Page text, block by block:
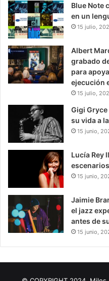
Blue Note
en un
15 julio,
Albert
grabado
para
ejecución
15 julio,
Gigi Gryce
su vida a
15 junio,
Lucía Rey
15 junio,
Jaimie
el jazz
antes de
15 junio,